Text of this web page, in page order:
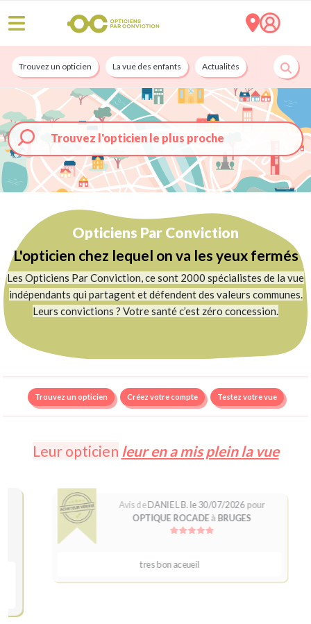
Trouvez un opticien La vue des enfants Actualités Nos services
Trouvez l'opticien le plus proche
Opticiens Par Conviction
L'opticien chez lequel on va les yeux fermés
Les Opticiens Par Conviction, ce sont 2000 spécialistes de la vue
indépendants qui partagent et défendent des valeurs communes.
Leurs convictions ? Votre santé c’est zéro concession.
Trouvez un opticien Créez votre compte Testez votre vue
Leur opticien leur en a mis plein la vue
Avis deDANIEL B. le 30/07/2026pour
OPTIQUE ROCADEà BRUGES